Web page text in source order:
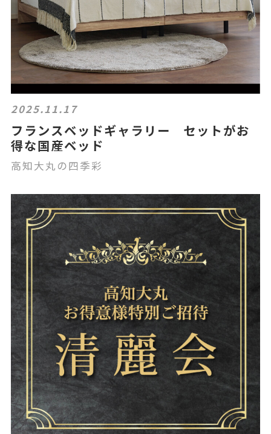
2025.11.17
フランスベッドギャラリー セットがお
得な国産ベッド
高知大丸の四季彩